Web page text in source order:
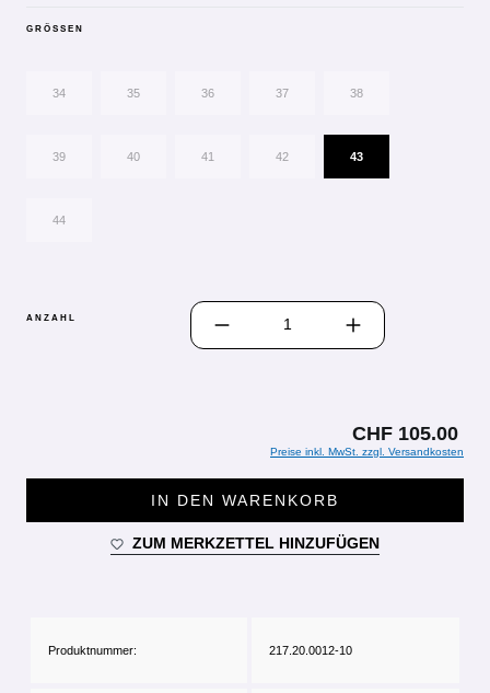
GRÖSSEN
34 35 36 37 38
39 40 41 42 43
44
ANZAHL
PRODUKT ANZAHL: GIB DEN
CHF 105.00
Preise inkl. MwSt. zzgl. Versandkosten
IN DEN WARENKORB
ZUM MERKZETTEL HINZUFÜGEN
Produktnummer: 217.20.0012-10